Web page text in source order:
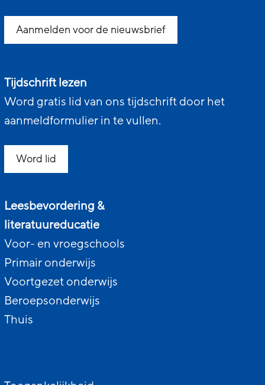
Aanmelden voor de nieuwsbrief
Tijdschrift lezen
Word gratis lid van ons tijdschrift door het
aanmeldformulier in te vullen.
Word lid
Leesbevordering &
literatuureducatie
Voor- en vroegschools
Primair onderwijs
Voortgezet onderwijs
Beroepsonderwijs
Thuis